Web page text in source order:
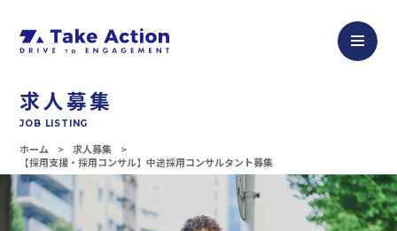
求人募集
JOB LISTING
ホーム
求人募集
【採用支援・採用コンサル】中途採用コンサルタント募集